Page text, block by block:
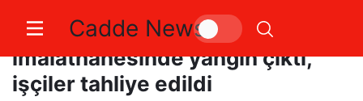
Cadde News
Ümraniye’de hidrolik silindir
imalathanesinde yangın çıktı,
işçiler tahliye edildi